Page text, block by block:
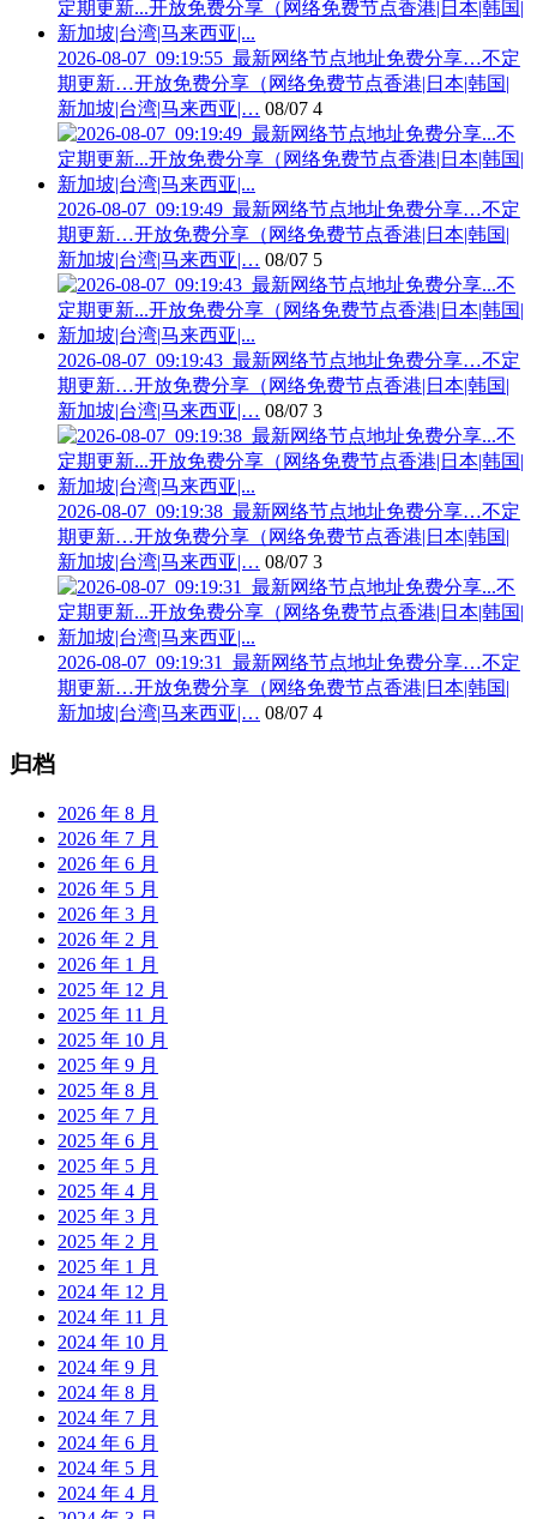
2026-08-07_09:19:55_最新网络节点地址免费分享…不定
期更新…开放免费分享（网络免费节点香港|日本|韩国|
新加坡|台湾|马来西亚|… 08/07 4
2026-08-07_09:19:49_最新网络节点地址免费分享…不定
期更新…开放免费分享（网络免费节点香港|日本|韩国|
新加坡|台湾|马来西亚|… 08/07 5
2026-08-07_09:19:43_最新网络节点地址免费分享…不定
期更新…开放免费分享（网络免费节点香港|日本|韩国|
新加坡|台湾|马来西亚|… 08/07 3
2026-08-07_09:19:38_最新网络节点地址免费分享…不定
期更新…开放免费分享（网络免费节点香港|日本|韩国|
新加坡|台湾|马来西亚|… 08/07 3
2026-08-07_09:19:31_最新网络节点地址免费分享…不定
期更新…开放免费分享（网络免费节点香港|日本|韩国|
新加坡|台湾|马来西亚|… 08/07 4
归档
2026 年 8 月
2026 年 7 月
2026 年 6 月
2026 年 5 月
2026 年 3 月
2026 年 2 月
2026 年 1 月
2025 年 12 月
2025 年 11 月
2025 年 10 月
2025 年 9 月
2025 年 8 月
2025 年 7 月
2025 年 6 月
2025 年 5 月
2025 年 4 月
2025 年 3 月
2025 年 2 月
2025 年 1 月
2024 年 12 月
2024 年 11 月
2024 年 10 月
2024 年 9 月
2024 年 8 月
2024 年 7 月
2024 年 6 月
2024 年 5 月
2024 年 4 月